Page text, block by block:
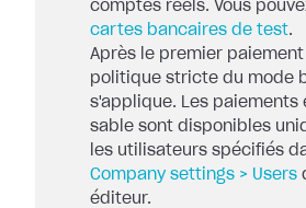
comptes réels. Vous
cartes bancaires de test.
Après le premier paiement
politique stricte du mode
s'applique. Les paiements
sable sont disponibles
les utilisateurs spécifiés
Company settings > Users
éditeur.